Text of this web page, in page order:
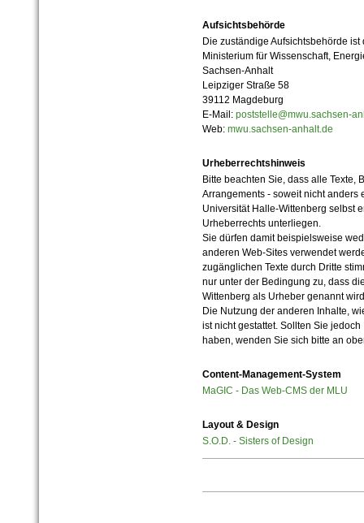
Aufsichtsbehörde
Die zuständige Aufsichtsbehörde ist
Ministerium für Wissenschaft,
Sachsen-Anhalt
Leipziger Straße 58
39112 Magdeburg
E-Mail: poststelle@mwu.sachsen-
Web: mwu.sachsen-anhalt.de
Urheberrechtshinweis
Bitte beachten Sie, dass alle Texte,
Arrangements - soweit nicht anders
Universität Halle-Wittenberg selbst
Urheberrechts unterliegen.
Sie dürfen damit beispielsweise
anderen Web-Sites verwendet
zugänglichen Texte durch Dritte
nur unter der Bedingung zu, dass
Wittenberg als Urheber genannt
Die Nutzung der anderen Inhalte,
ist nicht gestattet. Sollten Sie
haben, wenden Sie sich bitte an
Content-Management-System
MaGIC - Das Web-CMS der MLU
Layout & Design
S.O.D. - Sisters of Design